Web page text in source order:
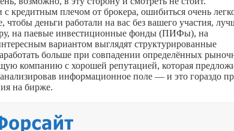
кредитным плечом от брокера, ошибиться очень
деньги работали на вас без вашего участия,
на паевые инвестиционные фонды (ПИФы), на
вариантом выглядят структурированные
больше при совпадении определённых
компанию с хорошей репутацией, которая
информационное поле — и это гораздо
на бирже.